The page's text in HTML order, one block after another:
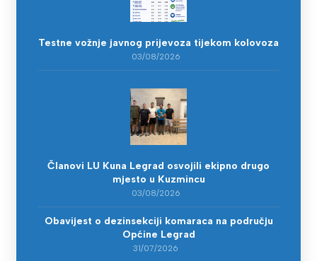
Testne vožnje javnog prijevoza tijekom kolovoza
03/08/2026
Članovi LU Kuna Legrad osvojili ekipno drugo
mjesto u Kuzmincu
03/08/2026
Obavijest o dezinsekciji komaraca na području
Općine Legrad
31/07/2026